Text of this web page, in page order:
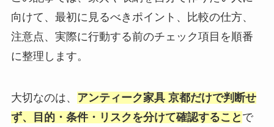
向けて、最初に見るべきポイント、比較の仕方、
注意点、実際に行動する前のチェック項目を順番
に整理します。
大切なのは、 アンティーク家具 京都だけで判断せ
ず、目的・条件・リスクを分けて確認すること で